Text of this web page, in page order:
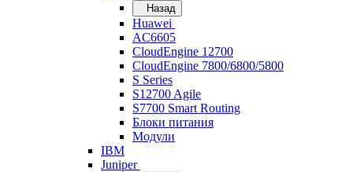
Назад
Huawei
AC6605
CloudEngine 12700
CloudEngine 7800/6800/5800
S Series
S12700 Agile
S7700 Smart Routing
Блоки питания
Модули
IBM
Juniper